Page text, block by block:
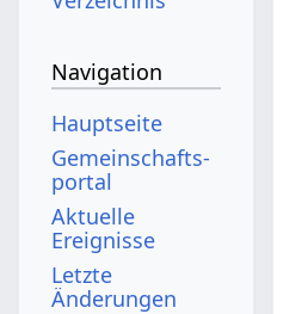
Navigation
Hauptseite
Gemeinschafts­
portal
Aktuelle
Ereignisse
Letzte
Änderungen